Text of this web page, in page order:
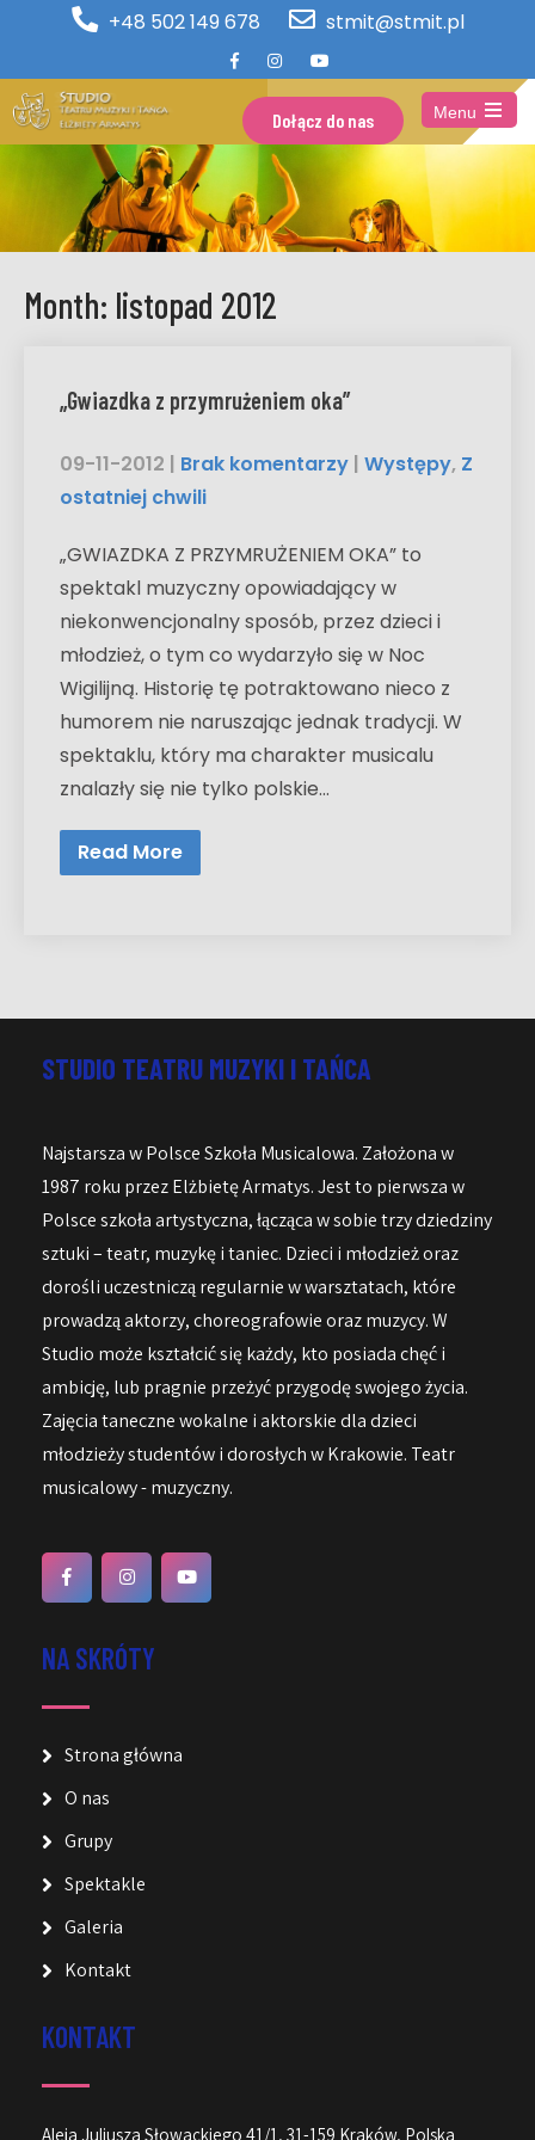
+48 502 149 678 stmit@stmit.pl
Dołącz do nas
Menu
Open
the
main
menu
Month: listopad 2012
„Gwiazdka z przymrużeniem oka”
09-11-2012 | Brak komentarzy | Występy, Z
ostatniej chwili
„GWIAZDKA Z PRZYMRUŻENIEM OKA” to
spektakl muzyczny opowiadający w
niekonwencjonalny sposób, przez dzieci i
młodzież, o tym co wydarzyło się w Noc
Wigilijną. Historię tę potraktowano nieco z
humorem nie naruszając jednak tradycji. W
spektaklu, który ma charakter musicalu
znalazły się nie tylko polskie…
Read More
STUDIO TEATRU MUZYKI I TAŃCA
Najstarsza w Polsce Szkoła Musicalowa. Założona w
1987 roku przez Elżbietę Armatys. Jest to pierwsza w
Polsce szkoła artystyczna, łącząca w sobie trzy dziedziny
sztuki – teatr, muzykę i taniec. Dzieci i młodzież oraz
dorośli uczestniczą regularnie w warsztatach, które
prowadzą aktorzy, choreografowie oraz muzycy. W
Studio może kształcić się każdy, kto posiada chęć i
ambicję, lub pragnie przeżyć przygodę swojego życia.
Zajęcia taneczne wokalne i aktorskie dla dzieci
młodzieży studentów i dorosłych w Krakowie. Teatr
musicalowy - muzyczny.
NA SKRÓTY
Strona główna
O nas
Grupy
Spektakle
Galeria
Kontakt
KONTAKT
Aleja Juliusza Słowackiego 41/1, 31-159 Kraków, Polska